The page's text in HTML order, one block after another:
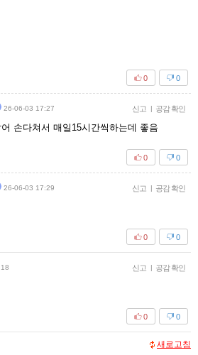
0
0
26-06-03 17:27 신고 | 공감 확인
손다쳐서 매일15시간씩하는데 좋음
0
0
26-06-03 17:29 신고 | 공감 확인
0
0
신고 | 공감 확인
0
0
새로고침